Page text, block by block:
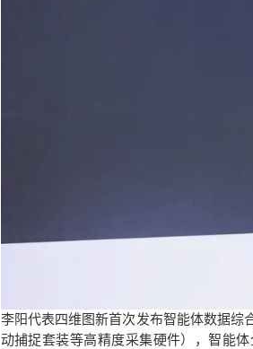
李阳代表四维图新首次发布智能体数据综
动捕捉套装等高精度采集硬件），智能